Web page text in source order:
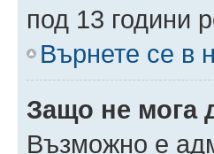
под 13 години
Върнете се в
Защо не мога
Възможно е